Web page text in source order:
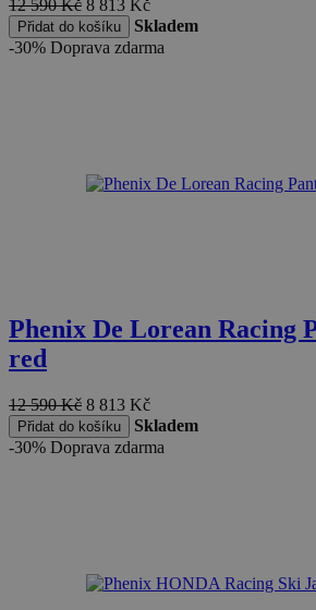
12 590Kč 8 813 Kč
Přidat do košíku
Skladem
-30% Doprava zdarma
Phenix De Lorean Racing
red
12 590Kč 8 813 Kč
Přidat do košíku
Skladem
-30% Doprava zdarma